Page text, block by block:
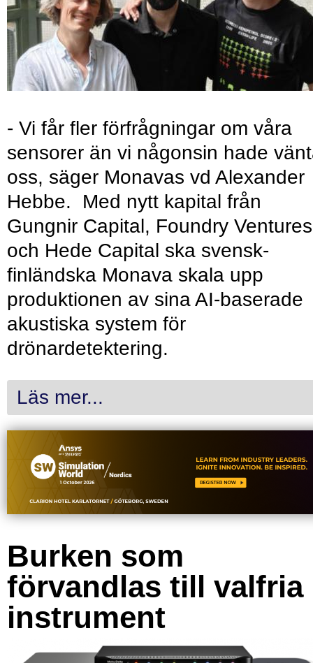
- Vi får fler förfrågningar om våra
sensorer än vi någonsin hade
oss, säger Monavas vd Alexander
Hebbe. Med nytt kapital från
Gungnir Capital, Foundry Ventures
och Hede Capital ska svensk-
finländska Monava skala upp
produktionen av sina AI-baserade
akustiska system för
drönardetektering.
Läs mer...
Burken som
förvandlas till valfria
instrument